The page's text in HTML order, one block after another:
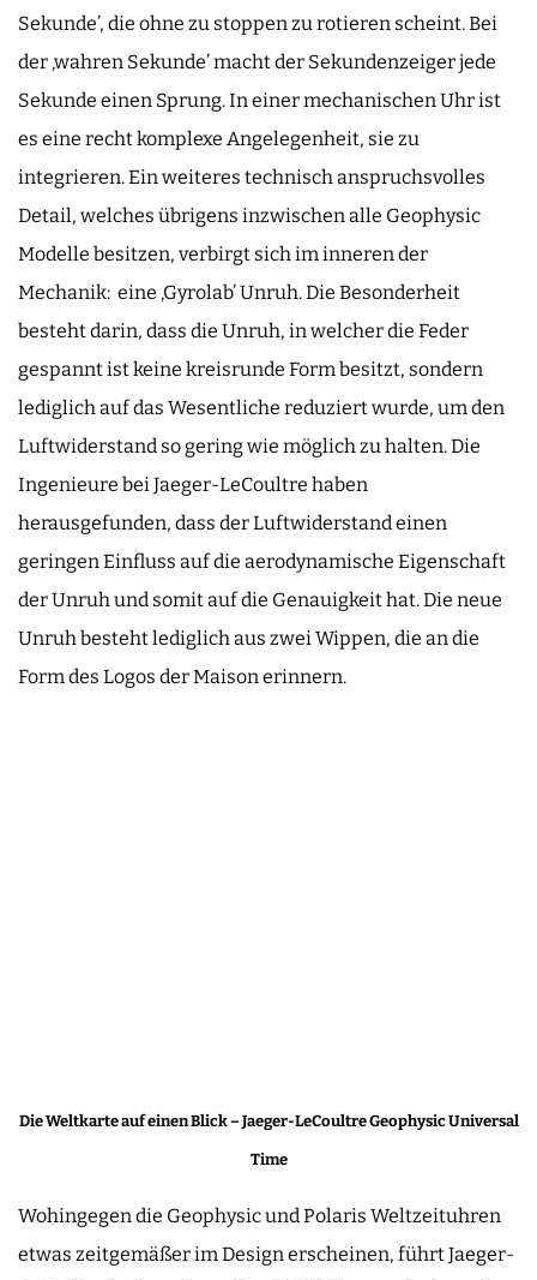
Sekunde’, die ohne zu stoppen zu rotieren scheint. Bei
der ‚wahren Sekunde’ macht der Sekundenzeiger jede
Sekunde einen Sprung. In einer mechanischen Uhr ist
es eine recht komplexe Angelegenheit, sie zu
integrieren. Ein weiteres technisch anspruchsvolles
Detail, welches übrigens inzwischen alle Geophysic
Modelle besitzen, verbirgt sich im inneren der
Mechanik: eine ‚Gyrolab’ Unruh. Die Besonderheit
besteht darin, dass die Unruh, in welcher die Feder
gespannt ist keine kreisrunde Form besitzt, sondern
lediglich auf das Wesentliche reduziert wurde, um den
Luftwiderstand so gering wie möglich zu halten. Die
Ingenieure bei Jaeger-LeCoultre haben
herausgefunden, dass der Luftwiderstand einen
geringen Einfluss auf die aerodynamische Eigenschaft
der Unruh und somit auf die Genauigkeit hat. Die neue
Unruh besteht lediglich aus zwei Wippen, die an die
Form des Logos der Maison erinnern.
Die Weltkarte auf einen Blick – Jaeger-LeCoultre Geophysic Universal
Time
Wohingegen die Geophysic und Polaris Weltzeituhren
etwas zeitgemäßer im Design erscheinen, führt Jaeger-